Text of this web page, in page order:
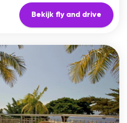
Bekijk fly and drive